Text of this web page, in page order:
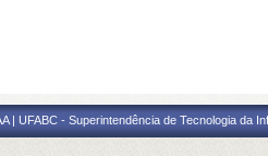
| UFABC - Superintendência de Tecnologia da